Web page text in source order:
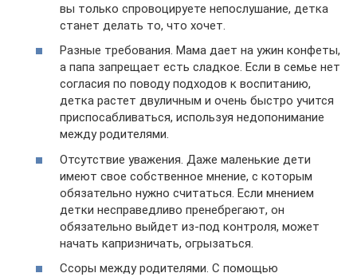
вы только спровоцируете непослушание, детка
станет делать то, что хочет.
Разные требования. Мама дает на ужин конфеты,
а папа запрещает есть сладкое. Если в семье нет
согласия по поводу подходов к воспитанию,
детка растет двуличным и очень быстро учится
приспосабливаться, используя недопонимание
между родителями.
Отсутствие уважения. Даже маленькие дети
имеют свое собственное мнение, с которым
обязательно нужно считаться. Если мнением
детки несправедливо пренебрегают, он
обязательно выйдет из-под контроля, может
начать капризничать, огрызаться.
Ссоры между родителями. С помощью